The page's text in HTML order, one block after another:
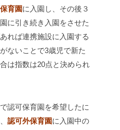
育園に入園し、その後３
に引き続き入園をさせた
れば連携施設に入園する
ないことで3歳児で新た
は指数は20点と決められ
認可保育園を希望したに
認可外保育園に入園中の